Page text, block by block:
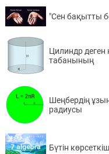
"Сен бақытты
Цилиндр деген
табанының
Шеңбердің
радиусы
Бүтін